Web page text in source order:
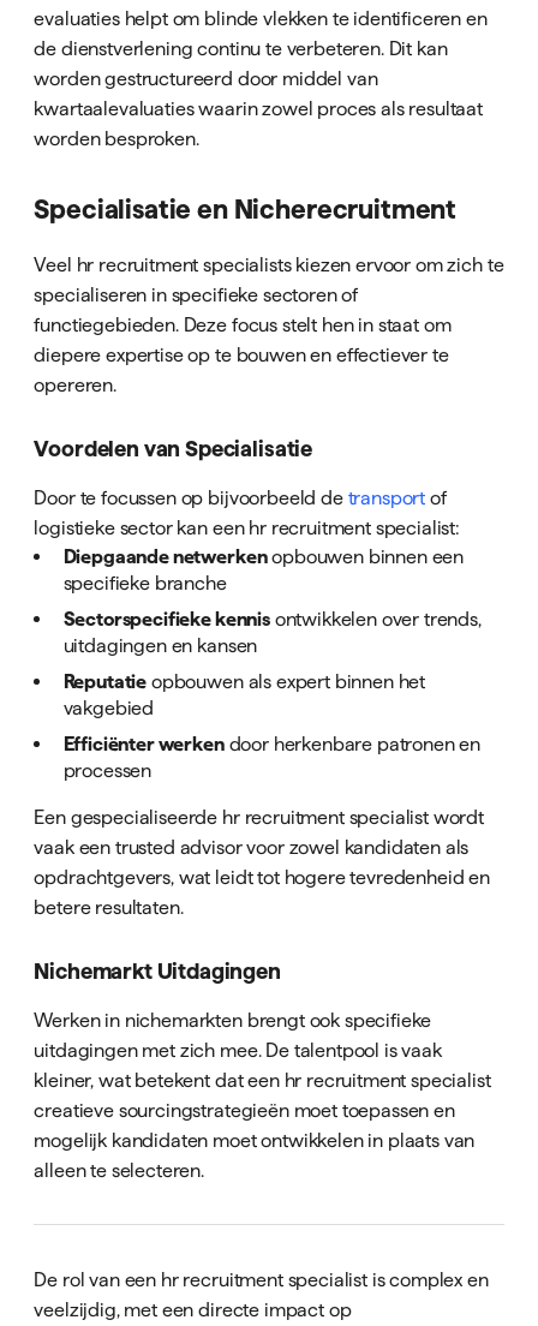
evaluaties helpt om blinde vlekken te identificeren en
de dienstverlening continu te verbeteren. Dit kan
worden gestructureerd door middel van
kwartaalevaluaties waarin zowel proces als resultaat
worden besproken.
Specialisatie en Nicherecruitment
Veel hr recruitment specialists kiezen ervoor om zich te
specialiseren in specifieke sectoren of
functiegebieden. Deze focus stelt hen in staat om
diepere expertise op te bouwen en effectiever te
opereren.
Voordelen van Specialisatie
Door te focussen op bijvoorbeeld de transport of
logistieke sector kan een hr recruitment specialist:
Diepgaande netwerkenopbouwen binnen een
specifieke branche
Sectorspecifieke kennisontwikkelen over trends,
uitdagingen en kansen
Reputatie opbouwen als expert binnen het
vakgebied
Efficiënter werkendoor herkenbare patronen en
processen
Een gespecialiseerde hr recruitment specialist wordt
vaak een trusted advisor voor zowel kandidaten als
opdrachtgevers, wat leidt tot hogere tevredenheid en
betere resultaten.
Nichemarkt Uitdagingen
Werken in nichemarkten brengt ook specifieke
uitdagingen met zich mee. De talentpool is vaak
kleiner, wat betekent dat een hr recruitment specialist
creatieve sourcingstrategieën moet toepassen en
mogelijk kandidaten moet ontwikkelen in plaats van
alleen te selecteren.
De rol van een hr recruitment specialist is complex en
veelzijdig, met een directe impact op